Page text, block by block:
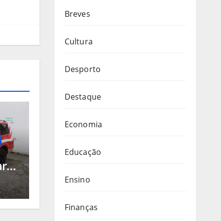
se
Breves
Cultura
Desporto
Destaque
Economia
Educação
Ensino
Finanças